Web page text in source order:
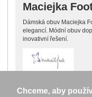
Maciejka
Dámská obuv Maciejka
elegancí. Módní obuv
inovativní řešení.
Chceme, aby